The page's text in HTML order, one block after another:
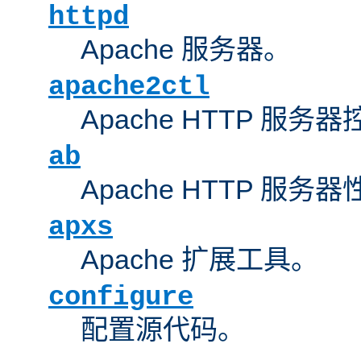
httpd
Apache 服务器。
apache2ctl
Apache HTTP 服务器
ab
Apache HTTP 服务器
apxs
Apache 扩展工具。
configure
配置源代码。